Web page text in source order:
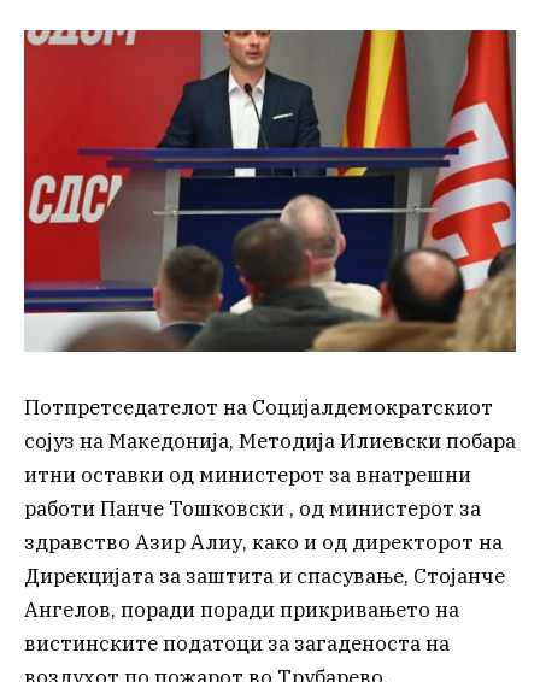
Потпретседателот на Социјалдемократскиот
сојуз на Македонија, Методија Илиевски побара
итни оставки од министерот за внатрешни
работи Панче Тошковски , од министерот за
здравство Азир Алиу, како и од директорот на
Дирекцијата за заштита и спасување, Стојанче
Ангелов, поради поради прикривањето на
вистинските податоци за загаденоста на